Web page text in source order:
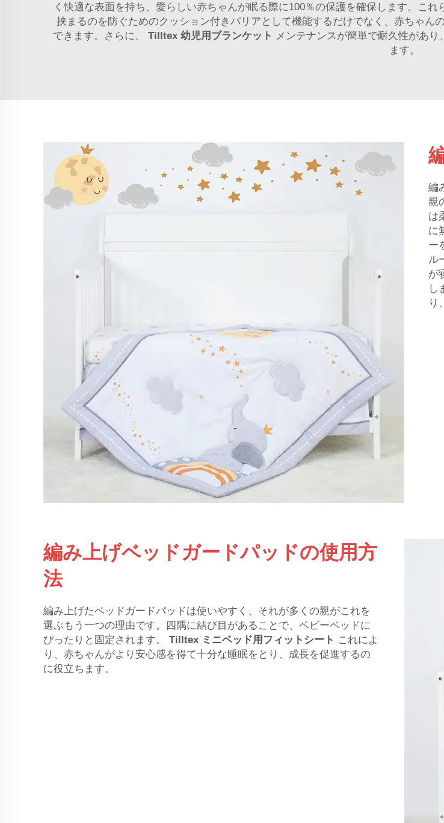
く快適な表面を持ち、愛らしい赤ちゃんが眠る際に100％の保護を確保します。こ
挟まるのを防ぐためのクッション付きバリアとして機能するだけでなく、赤ちゃ
できます。さらに、 Tilltex 幼児用ブランケット メンテナンスが簡単で耐久性があ
ます。
編
親
は
に
ー
ル
が
し
り
編み上げベッドガードパッドの使用方
法
編み上げたベッドガードパッドは使いやすく、それが多くの親がこれを
選ぶもう一つの理由です。四隅に結び目があることで、ベビーベッドに
ぴったりと固定されます。 Tilltex ミニベッド用フィットシート これによ
り、赤ちゃんがより安心感を得て十分な睡眠をとり、成長を促進するの
に役立ちます。